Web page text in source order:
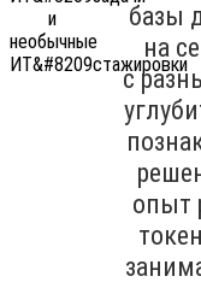
базы
на
с
опыт